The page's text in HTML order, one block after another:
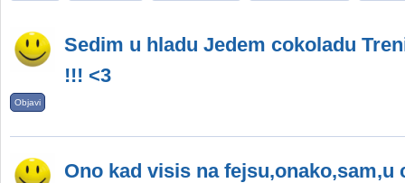
Sedim u hladu Jedem cokoladu
!!! <3
Objavi
Ono kad visis na fejsu,onako,sam,u